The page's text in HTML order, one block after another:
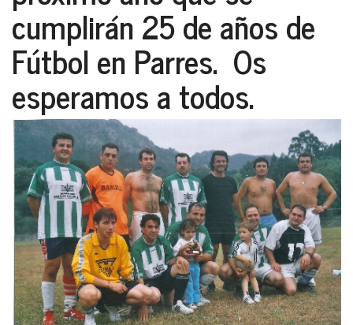
cumplirán 25 de años de
Fútbol en Parres. Os
esperamos a todos.